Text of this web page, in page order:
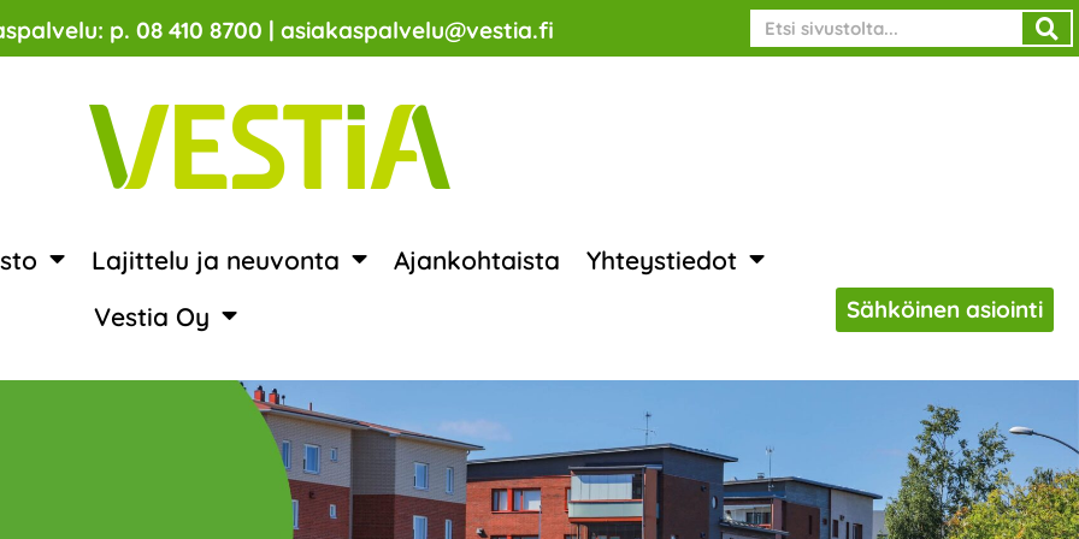
p. 08 410 8700 | asiakaspalvelu@vestia.fi Search
Lajittelu ja neuvonta Ajankohtaista
Yhteystiedot
Vestia Oy
Sähköinen asiointi